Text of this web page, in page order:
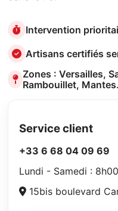
Intervention
Artisans certifiés
Zones : Versailles,
Rambouillet,
Service client
+33 6 68 04 09 69
Lundi - Samedi :
15bis boulevard